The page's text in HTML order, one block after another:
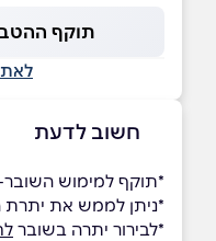
תוקף ההטבה עד -
חשוב לדעת
*תוקף למימוש השובר- 5 שנים.
*ניתן לממש את
*לבירור יתרה בשובר